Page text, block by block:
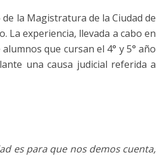
la Magistratura de la Ciudad de
La experiencia, llevada a cabo en
que cursan el 4° y 5° año
una causa judicial referida a
es para que nos demos cuenta,